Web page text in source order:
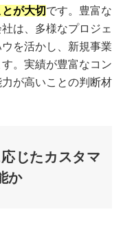
が大切 です。豊富な
は、多様なプロジェ
を活かし、新規事業
。実績が豊富なコン
が高いことの判断材
じたカスタマ
か